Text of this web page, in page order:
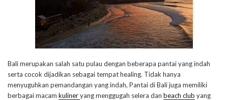
Bali merupakan salah satu pulau dengan beberapa pantai yang indah
serta cocok dijadikan sebagai tempat healing. Tidak hanya
menyuguhkan pemandangan yang indah, Pantai di Bali juga memiliki
berbagai macam kulineryang menggugah selera dan beach club yang